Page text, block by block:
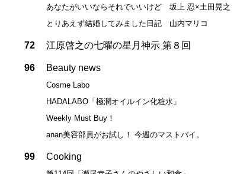
あなたがいいならそれでいいけど 坂上 忍×土田晃之
とりあえず結婚してみました日記 山内マリコ
72 江原啓之の七曜の星月神示 第８回
96 Beauty news
Cosme Labo
HADALABO「極潤オイルイン化粧水」
Weekly Must Buy！
anan美容部員がお試し！ 今週のマストバイ。
99 Cooking